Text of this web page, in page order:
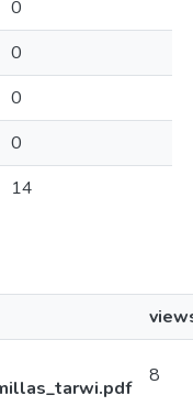
0
0
0
0
14
8